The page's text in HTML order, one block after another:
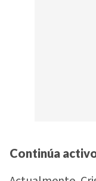
Continúa